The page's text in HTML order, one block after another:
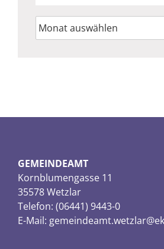
Archiv
GEMEINDEAMT
Kornblumengasse 11
35578 Wetzlar
Telefon: (06441) 9443-0
E-Mail: